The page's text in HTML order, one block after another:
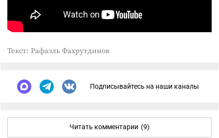
Текст: Рафаэль Фахрутдинов
Подписывайтесь на наши каналы
Читать комментарии (9)